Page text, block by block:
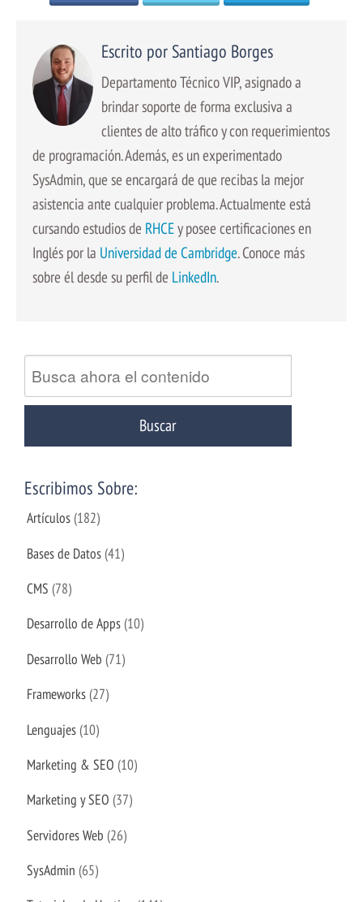
Escrito por Santiago Borges
Departamento Técnico VIP, asignado a
brindar soporte de forma exclusiva a
clientes de alto tráfico y con requerimientos
de programación. Además, es un experimentado
SysAdmin, que se encargará de que recibas la mejor
asistencia ante cualquier problema. Actualmente está
cursando estudios de RHCEy posee certificaciones en
Inglés por la Universidad de Cambridge. Conoce más
sobre él desde su perfil de LinkedIn.
Escribimos Sobre:
Artículos (182)
Bases de Datos (41)
CMS (78)
Desarrollo de Apps (10)
Desarrollo Web (71)
Frameworks (27)
Lenguajes (10)
Marketing & SEO (10)
Marketing y SEO (37)
Servidores Web (26)
SysAdmin (65)